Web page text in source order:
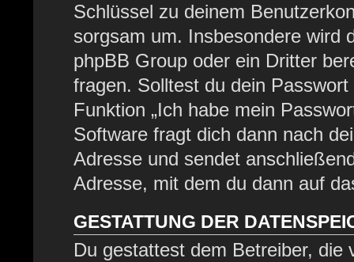
Schlüssel zu deinem
sorgsam um. Insbesondere wird
phpBB Group oder ein Dritter
fragen. Solltest du dein
Funktion „Ich habe mein
Software fragt dich dann nach
Adresse und sendet
Adresse, mit dem du dann auf
GESTATTUNG DER
Du gestattest dem Betreiber, die